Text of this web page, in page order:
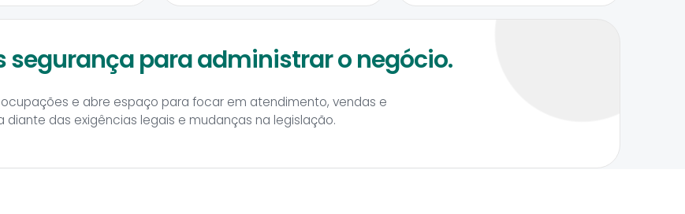
segurança para administrar o negócio.
e abre espaço para focar em atendimento, vendas e
das exigências legais e mudanças na legislação.